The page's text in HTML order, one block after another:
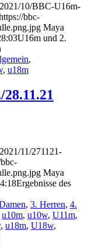
10/BBC-U16m-
bbc-
Maya
U16m und 2.
,
, u18m
11/271121-
Maya
Ergebnisse des
, 3. Herren, 4.
u10m, u10w, U11m,
, u18m, U18w,